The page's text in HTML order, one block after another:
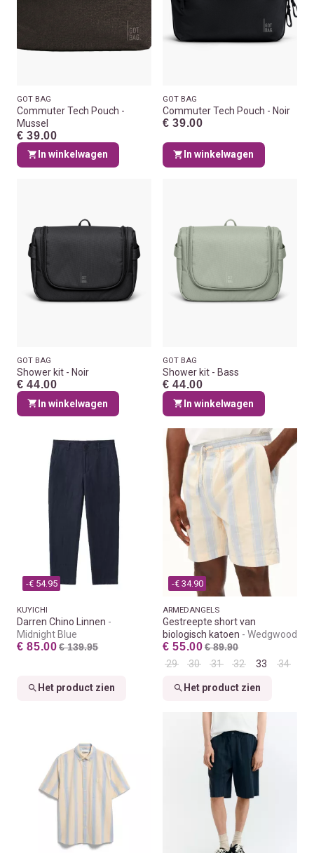
GOT BAG
Commuter Tech Pouch -
Mussel
€ 39.00
In winkelwagen
GOT BAG
Commuter Tech Pouch - Noir
€ 39.00
In winkelwagen
GOT BAG
Shower kit - Noir
€ 44.00
In winkelwagen
GOT BAG
Shower kit - Bass
€ 44.00
In winkelwagen
-€ 54.95
KUYICHI
Darren Chino Linnen
Midnight Blue
€ 85.00 € 139.95
Het product zien
-€ 34.90
ARMEDANGELS
Gestreepte short van
biologisch katoen
Wedgwood
€ 55.00 € 89.90
29
30 31 32 33 34
Het product zien